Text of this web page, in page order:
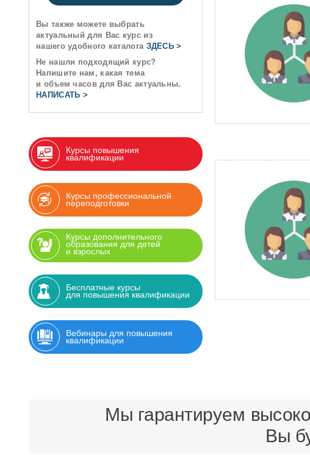
Вы также можете выбрать
актуальный для Вас курс из
нашего удобного каталога ЗДЕСЬ >
Не нашли подходящий курс?
Напишите нам, какая тема
и объем часов для Вас актуальны.
НАПИСАТЬ >
Курсы повышения
квалификации
Курсы профессиональной
переподготовки
Курсы дополнительного
образования для детей
и взрослых
Бесплатные курсы
для повышения квалификации
Вебинары для повышения
квалификации
Мы гарантируем
Вы